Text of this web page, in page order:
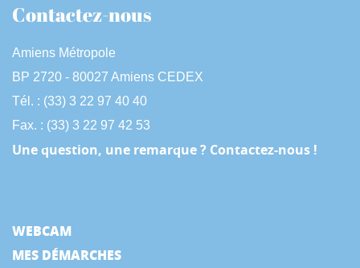
Contactez-nous
Amiens Métropole
BP 2720 - 80027 Amiens CEDEX
Tél. : (33) 3 22 97 40 40
Fax. : (33) 3 22 97 42 53
Une question, une remarque ? Contactez-nous !
WEBCAM
MES DÉMARCHES